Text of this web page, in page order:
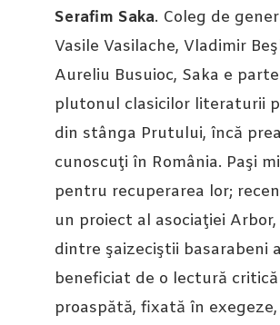
Serafim Saka. Coleg de
Vasile Vasilache, Vladimir
Aureliu Busuioc, Saka e
plutonul clasicilor literaturii
din stânga Prutului, încă
cunoscuţi în România. Paşi
pentru recuperarea lor;
un proiect al asociaţiei
dintre şaizeciştii basarabeni
beneficiat de o lectură critică
proaspătă, fixată în